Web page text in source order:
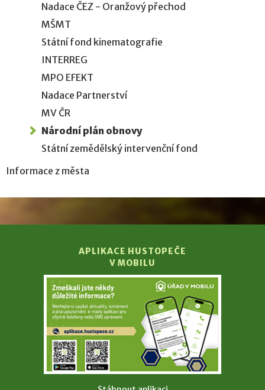
Nadace ČEZ - Oranžový přechod
MŠMT
Státní fond kinematografie
INTERREG
MPO EFEKT
Nadace Partnerství
MV ČR
Národní plán obnovy
Státní zemědělský intervenční fond
Informace z města
APLIKACE HUSTOPEČE
V MOBILU